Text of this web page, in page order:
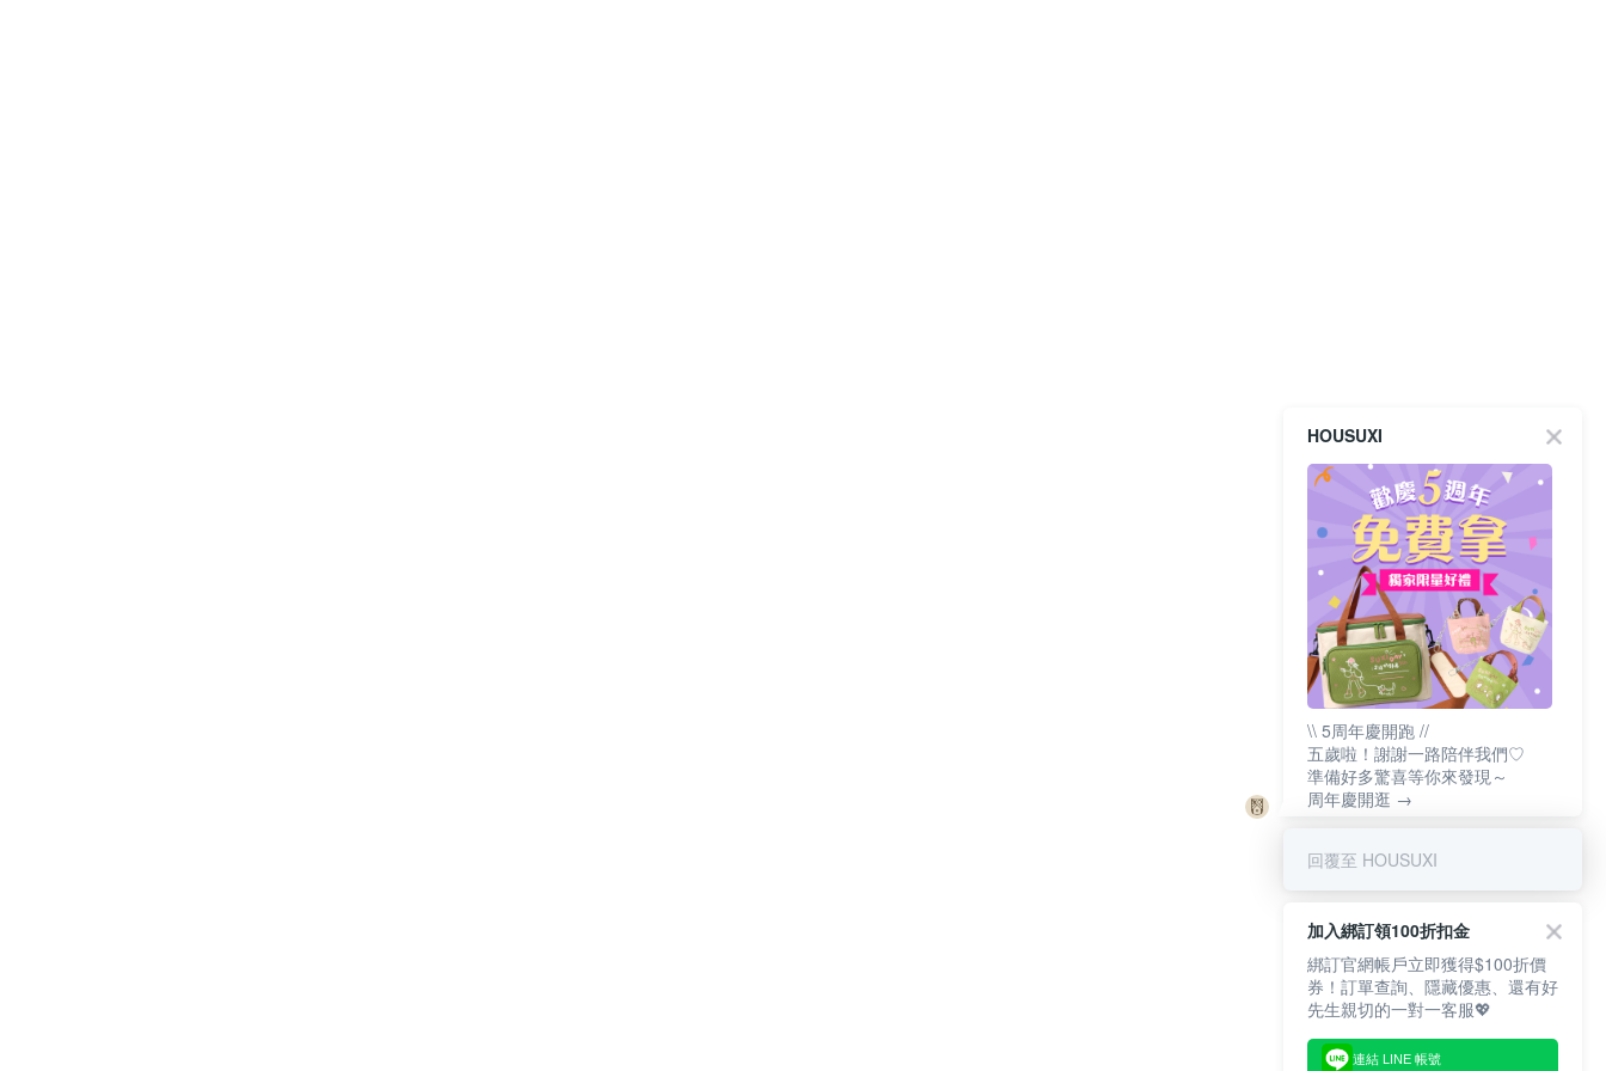
HOUSUXI
\\ 5周年慶開跑 //
五歲啦！謝謝一路陪伴我們♡
準備好多驚喜等你來發現～
周年慶開逛 →
回覆至 HOUSUXI
加入綁訂領100折扣金
綁訂官網帳戶立即獲得$100折價
券！訂單查詢、隱藏優惠、還有好
先生親切的一對一客服💖
連結 LINE 帳號